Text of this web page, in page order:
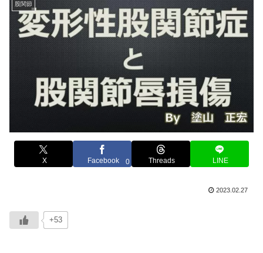
股関節
X Facebook 0 Threads LINE
2023.02.27
+53